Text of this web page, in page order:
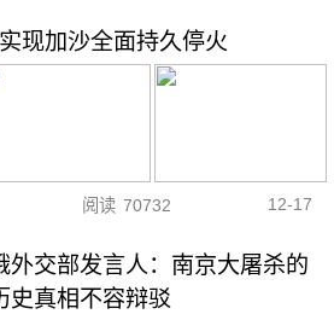
现加沙全面持久停火
阅读 70732 12-17
外交部发言人：南京大屠杀的
史真相不容辩驳